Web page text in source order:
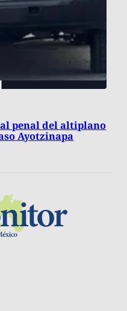
penal del altiplano
Ayotzinapa